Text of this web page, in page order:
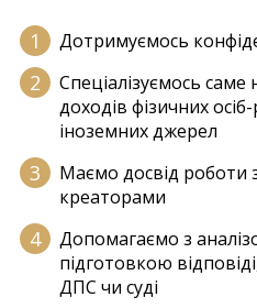
Дотримуємось
Спеціалізуємось саме
доходів фізичних
іноземних джерел
Маємо досвід роботи
креаторами
Допомагаємо з
підготовкою
ДПС чи суді